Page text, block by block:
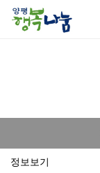
정보보기